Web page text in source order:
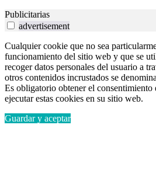
Publicitarias
advertisement
Cualquier cookie que no sea
funcionamiento del sitio web y que se
recoger datos personales del usuario a
otros contenidos incrustados se
Es obligatorio obtener el consentimiento
ejecutar estas cookies en su sitio web.
Guardar y aceptar